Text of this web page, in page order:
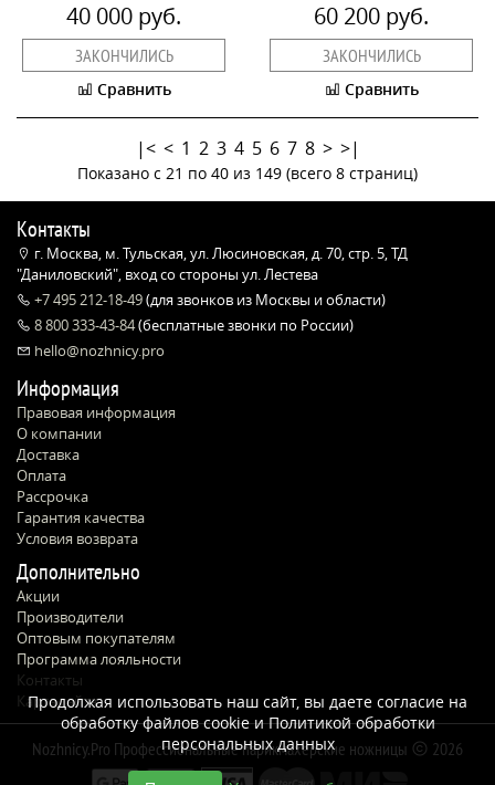
40 000 руб.
ЗАКОНЧИЛИСЬ
Сравнить
60 200 руб.
ЗАКОНЧИЛИСЬ
Сравнить
|< < 1 2 3 4 5 6 7 8 > >|
Показано с 21 по 40 из 149 (всего 8 страниц)
Контакты
г. Москва, м. Тульская, ул. Люсиновская, д. 70, стр. 5, ТД
"Даниловский", вход со стороны ул. Лестева
+7 495 212-18-49(для звонков из Москвы и области)
8 800 333-43-84(бесплатные звонки по России)
hello@nozhnicy.pro
Информация
Правовая информация
О компании
Доставка
Оплата
Рассрочка
Гарантия качества
Условия возврата
Дополнительно
Акции
Производители
Оптовым покупателям
Программа лояльности
Контакты
Карта сайта
Nozhnicy.Pro Профессиональные парикмахерские ножницы 2026
Продолжая использовать наш сайт, вы даете согласие на
обработку файлов cookie иПолитикой обработки
персональных данных